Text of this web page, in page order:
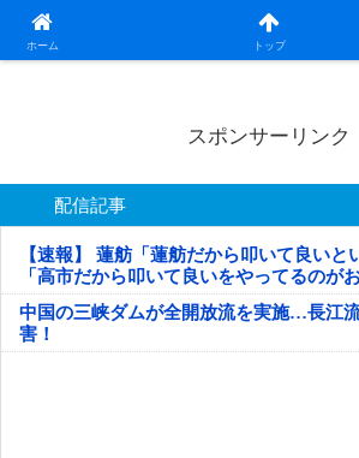
ホーム トップ
日本第一！ニュース録
スポンサーリンク
配信記事
【速報】 蓮舫「蓮舫だから叩いて良いと
「高市だから叩いて良いをやってるのが
中国の三峡ダムが全開放流を実施…長江
害！